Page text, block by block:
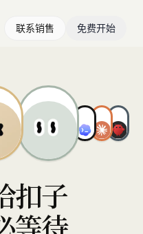
联系销售 免费开始
扣子
等待